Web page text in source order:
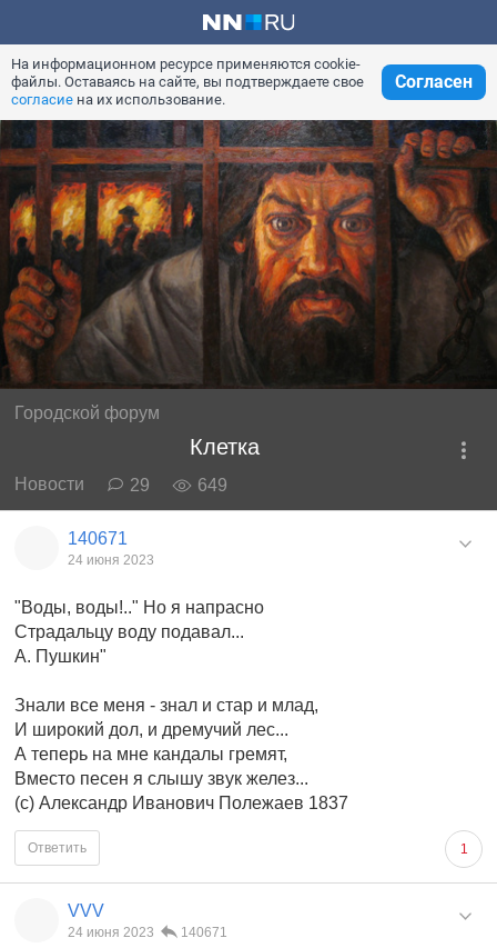
На информационном ресурсе применяются cookie-
файлы. Оставаясь на сайте, вы подтверждаете свое
согласие на их использование.
Согласен
Городской форум
Клетка
Новости 29 649
140671
24 июня 2023
"Воды, воды!.." Но я напрасно
Страдальцу воду подавал...
А. Пушкин"
Знали все меня - знал и стар и млад,
И широкий дол, и дремучий лес...
А теперь на мне кандалы гремят,
Вместо песен я слышу звук желез...
(с) Александр Иванович Полежаев 1837
1
Ответить
VVV
24 июня 2023 140671